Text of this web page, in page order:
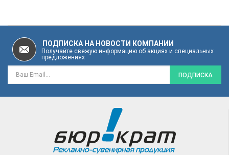
ПОДПИСКА НА НОВОСТИ КОМПАНИИ
Получайте свежую информацию об акциях и специальных
предложениях
ПОДПИСКА